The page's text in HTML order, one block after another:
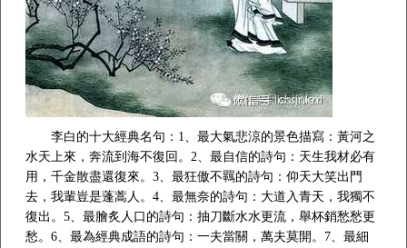
李白的十大經典名句：1、最大氣悲涼的景色描寫：黃河之
水天上來，奔流到海不復回。2、最自信的詩句：天生我材必有
用，千金散盡還復來。3、最狂傲不羈的詩句：仰天大笑出門
去，我輩豈是蓬蒿人。4、最無奈的詩句：大道入青天，我獨不
復出。5、最膾炙人口的詩句：抽刀斷水水更流，舉杯銷愁愁更
愁。6、最為經典成語的詩句：一夫當關，萬夫莫開。7、最細